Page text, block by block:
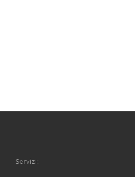
Servizi: